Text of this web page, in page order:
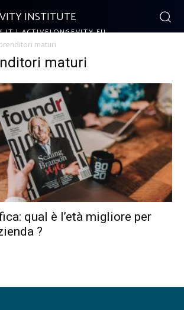
INSTITUTE
| ACTIVELONGEVITY.EU
maturi
maturi
qual è l’età migliore per
?